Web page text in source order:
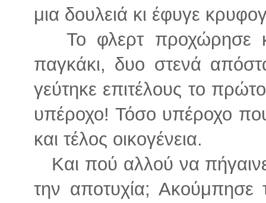
μια δουλειά κι έφυγε
Το φλερτ προχώρησε
παγκάκι, δυο στενά
γεύτηκε επιτέλους το
υπέροχο! Τόσο υπέροχο
και τέλος οικογένεια.
Και πού αλλού να
την αποτυχία; Ακούμπησε